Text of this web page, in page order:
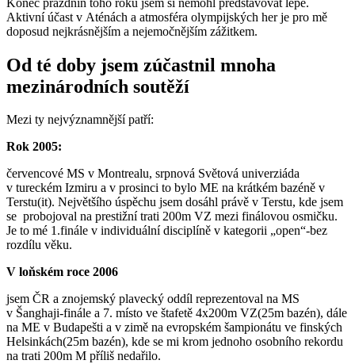
Aktivní účast v Aténách a atmosféra olympijských her je pro mě
doposud nejkrásnějším a nejemočnějším zážitkem.
Od té doby jsem zúčastnil mnoha
mezinárodních soutěží
Mezi ty nejvýznamnější patří:
Rok 2005:
červencové MS v Montrealu, srpnová Světová univerziáda
v tureckém Izmiru a v prosinci to bylo ME na krátkém bazéně v
Terstu(it). Největšího úspěchu jsem dosáhl právě v Terstu, kde jsem
se probojoval na prestižní trati 200m VZ mezi finálovou osmičku.
Je to mé 1.finále v individuální disciplíně v kategorii „open“-bez
rozdílu věku.
V loňském roce 2006
jsem ČR a znojemský plavecký oddíl reprezentoval na MS
v Šanghaji-finále a 7. místo ve štafetě 4x200m VZ(25m bazén), dále
na ME v Budapešti a v zimě na evropském šampionátu ve finských
Helsinkách(25m bazén), kde se mi krom jednoho osobního rekordu
na trati 200m M příliš nedařilo.